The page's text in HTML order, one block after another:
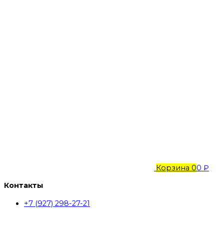
Корзина 00 ₽
Контакты
+7 (927) 298-27-21